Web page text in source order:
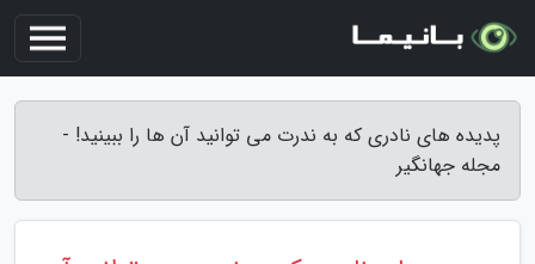
پدیده های نادری که به ندرت می توانید آن ها را ببینید! -
مجله جهانگیر